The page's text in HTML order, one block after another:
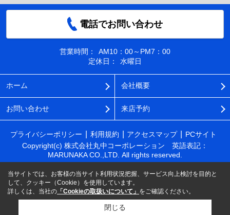
電話でお問い合わせ
営業時間：
AM10：00～PM7：00
定休日：
水曜日
ホーム 会社概要
お問い合わせ 来店予約
プライバシーポリシー 利用規約 アクセスマップ
PCサイト
Copyright(c) 株式会社丸中コーポレーション 英語表記：
MARUNAKA CO.,LTD. All rights reserved.
当サイトでは、お客様の当サイト利用状況把握、サービス向上検討を目的と
して、クッキー（Cookie）を使用しています。
詳しくは、当社の 「Cookieの取扱いについて」 をご確認ください。
閉じる